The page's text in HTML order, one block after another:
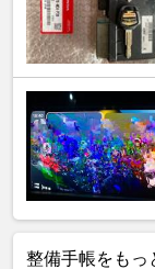
整備手帳をもっ